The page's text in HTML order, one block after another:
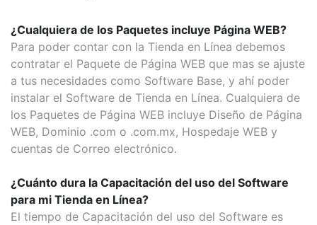
¿Cualquiera de los Paquetes incluye Página WEB?
Para poder contar con la Tienda en Línea debemos
contratar el Paquete de Página WEB que mas se ajuste
a tus necesidades como Software Base, y ahí poder
instalar el Software de Tienda en Línea. Cualquiera de
los Paquetes de Página WEB incluye Diseño de Página
WEB, Dominio .com o .com.mx, Hospedaje WEB y
cuentas de Correo electrónico.
¿Cuánto dura la Capacitación del uso del Software
para mi Tienda en Línea?
El tiempo de Capacitación del uso del Software es